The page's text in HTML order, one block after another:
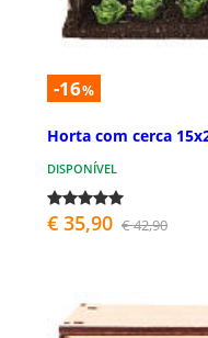
-16%
Horta com cerca
DISPONÍVEL
€ 35,90 € 42,90